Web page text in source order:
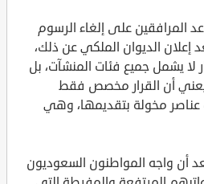
المرافقين على إلغاء الرسوم
إعلان الديوان الملكي عن ذلك،
لا يشمل جميع فئات المنشآت، بل
أن القرار مخصص فقط
عناصر مخولة بتقديمها، وهي
أن واجه المواطنون السعوديون